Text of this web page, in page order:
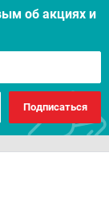
об акцияx и
Подписаться